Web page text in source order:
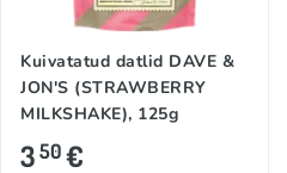
Kuivatatud datlid DAVE &
JON'S (STRAWBERRY
MILKSHAKE), 125g
350€